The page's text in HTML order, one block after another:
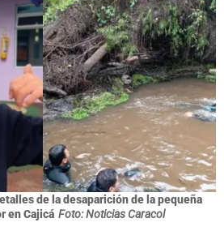
de la desaparición de la pequeña
en Cajicá Foto: Noticias Caracol